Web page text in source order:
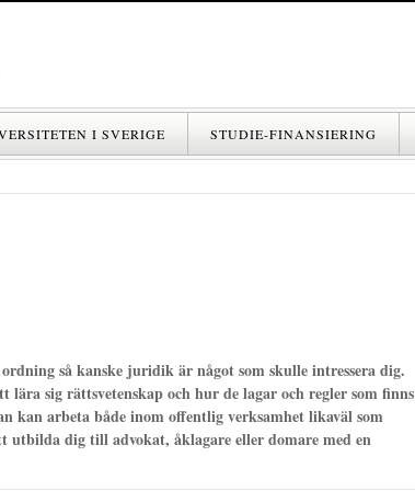
I SVERIGE STUDIE-FINANSIERING
så kanske juridik är något som skulle intressera dig.
sig rättsvetenskap och hur de lagar och regler som finns
kan arbeta både inom offentlig verksamhet likaväl som
dig till advokat, åklagare eller domare med en